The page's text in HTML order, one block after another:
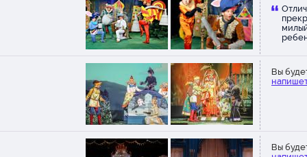
“НАМ ОЧЕНЬ ПОНРАВИЛОСЬ,
БОЛЬШОЕ СПАСИБО.
Екатеринабыл(а) 26 января
“ «Теремок» красивый,
спектакль, из тех, которые
посмотреть еще. Была со
младшим, с племяшками и,
удовольствием свожу еще
нибудь.
Лилия был(а) 24 ноября
раз!
Вы
Вы